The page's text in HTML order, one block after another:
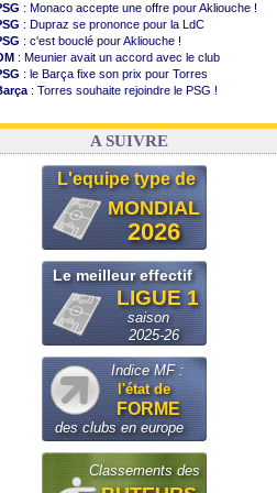
: Monaco accepte une offre pour Akliouche !
: Dupraz se prononce pour la LdC
: c'est bouclé pour Akliouche !
: Meunier avait un accord avec le club
: le Barça fixe son prix pour Torres
: Torres souhaite rejoindre le PSG !
: quand Medina recadre... sa mère
A SUIVRE
L'equipe type de
MONDIAL
2026
Le meilleur effectif
LIGUE 1
saison
2025-26
Indice MF :
l'état de
FORME
des clubs en europe
Classements des